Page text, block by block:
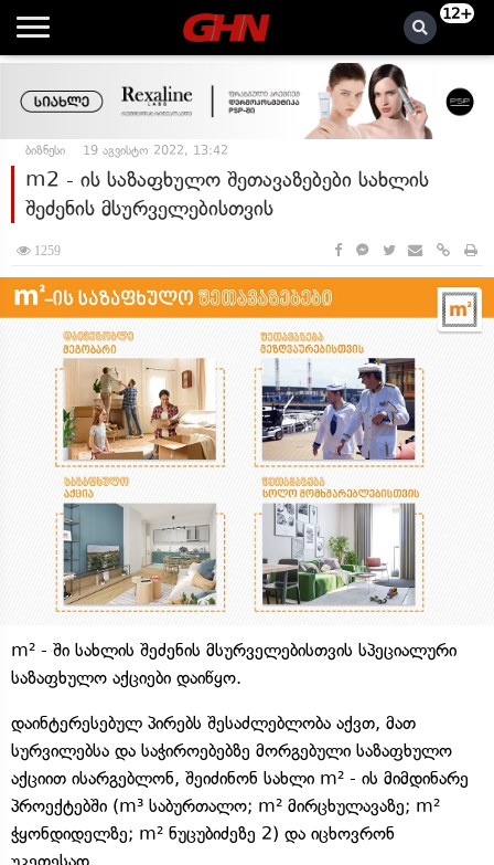
12+
ბიზნესი 19 აგვისტო 2022, 13:42
m2 - ის საზაფხულო შეთავაზებები სახლის
შეძენის მსურველებისთვის
1259
m² - ში სახლის შეძენის მსურველებისთვის სპეციალური
საზაფხულო აქციები დაიწყო.
დაინტერესებულ პირებს შესაძლებლობა აქვთ, მათ
სურვილებსა და საჭიროებებზე მორგებული საზაფხულო
აქციით ისარგებლონ, შეიძინონ სახლი m² - ის მიმდინარე
პროექტებში (m³ საბურთალო; m² მირცხულავაზე; m²
ჭყონდიდელზე; m² ნუცუბიძეზე 2) და იცხოვრონ